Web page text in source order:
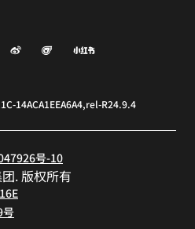
微信 微博 飞猪 小红书
14ACA1EEA6A4,rel-R24.9.4
号-10
. 版权所有
号